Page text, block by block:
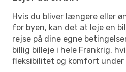
Hvis du bliver længere eller
for byen, kan det at leje en
rejse på dine egne
billig billeje i hele Frankrig,
fleksibilitet og komfort under